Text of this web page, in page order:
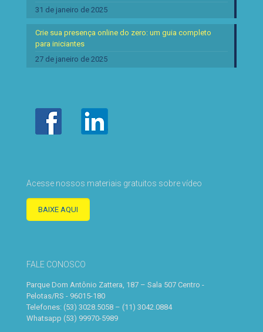
31 de janeiro de 2025
Crie sua presença online do zero: um guia completo
para iniciantes
27 de janeiro de 2025
Acesse nossos materiais gratuitos sobre vídeo
BAIXE AQUI
FALE CONOSCO
Parque Dom Antônio Zattera, 187 – Sala 507 Centro -
Pelotas/RS - 96015-180
Telefones: (53) 3028.5058 – (11) 3042.0884
Whatsapp (53) 99970-5989